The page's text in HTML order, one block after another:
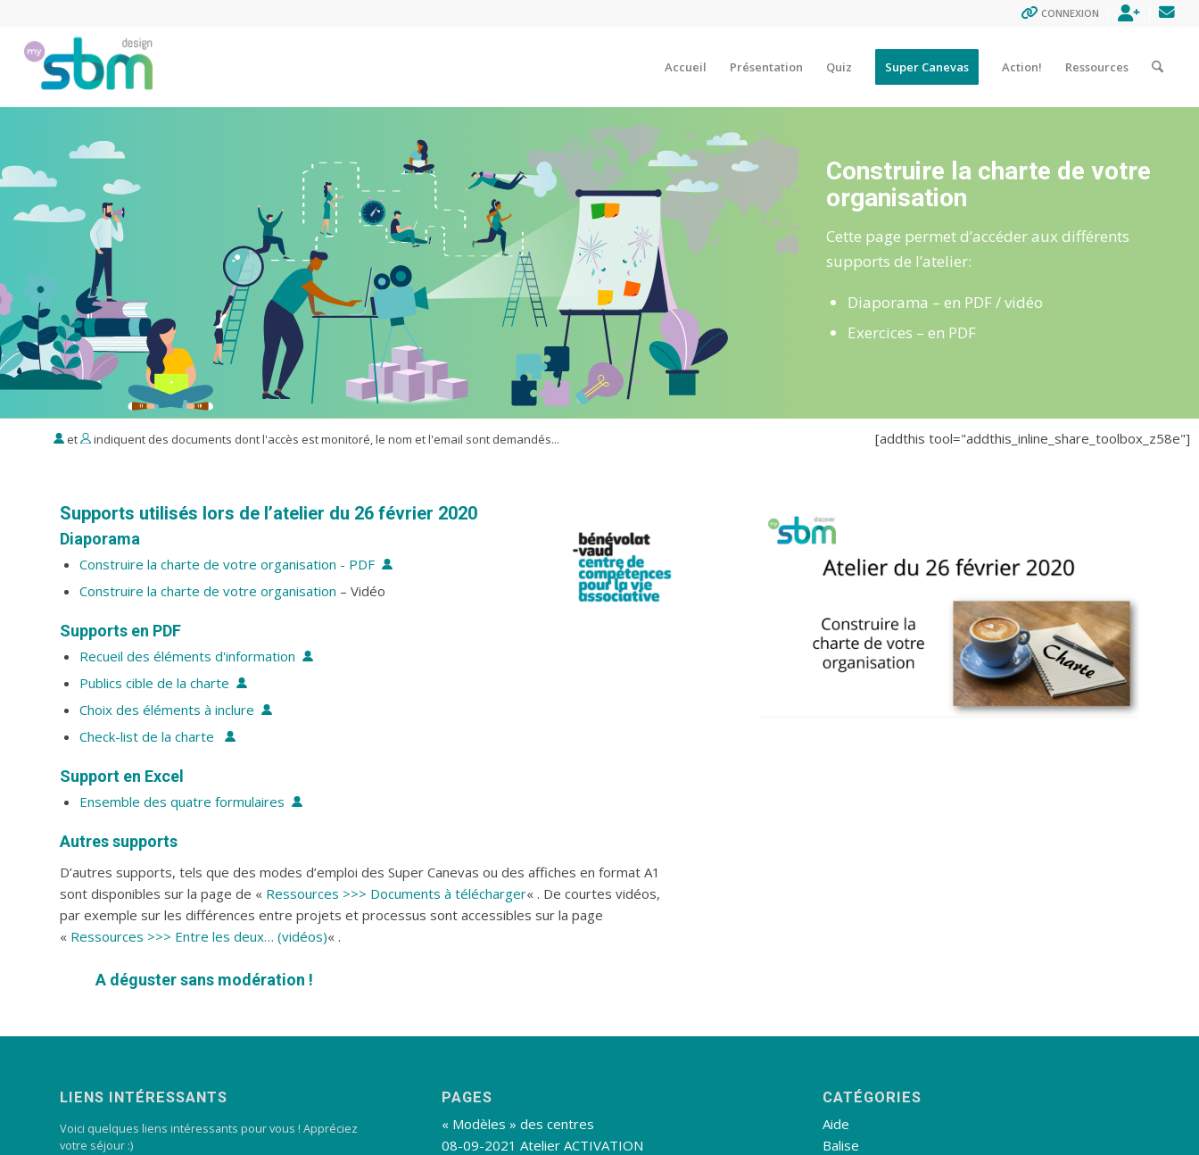
CONNEXION
Accueil Présentation Quiz Super Canevas Action! Ressources
Construire la charte de votre
organisation
Cette page permet d’accéder aux différents
supports de l’atelier:
Diaporama – en PDF / vidéo
Exercices – en PDF
et indiquent des documents dont l'accès est monitoré, le nom et l'email sont demandés... [addthis tool="addthis_inline_share_toolbox_z58e"]
Supports utilisés lors de l’atelier du 26 février 2020
Diaporama
Construire la charte de votre organisation - PDF
Construire la charte de votre organisation – Vidéo
Supports en PDF
Recueil des éléments d'information
Publics cible de la charte
Choix des éléments à inclure
Check-list de la charte
Support en Excel
Ensemble des quatre formulaires
Autres supports
D’autres supports, tels que des modes d’emploi des Super Canevas ou des affiches en format A1
sont disponibles sur la page de « Ressources >>> Documents à télécharger« . De courtes vidéos,
par exemple sur les différences entre projets et processus sont accessibles sur la page
« Ressources >>> Entre les deux… (vidéos)« .
A déguster sans modération !
LIENS INTÉRESSANTS
Voici quelques liens intéressants pour vous ! Appréciez
votre séjour :)
PAGES
« Modèles » des centres
08-09-2021 Atelier ACTIVATION
CATÉGORIES
Aide
Balise